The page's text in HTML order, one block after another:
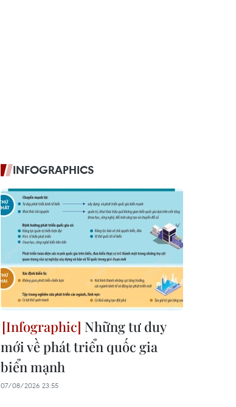
INFOGRAPHICS
Những tư duy
mới về phát triển quốc gia
biển mạnh
07/08/2026 23:55